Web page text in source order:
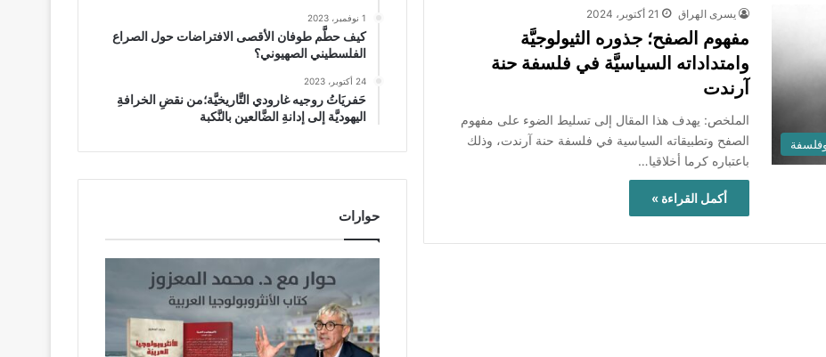
يسرى الهراق 21 أكتوبر، 2024
مفهوم الصفح؛ جذوره الثيولوجيَّة
وامتداداته السياسيَّة في فلسفة حنة
آرندت
الملخص: يهدف هذا المقال إلى تسليط الضوء على مفهوم
الصفح وتطبيقاته السياسية في فلسفة حنة آرندت، وذلك
باعتباره كرما أخلاقيا…
أكمل القراءة »
1 نوفمبر، 2023
كيف حطَّم طوفان الأقصى الافتراضات حول الصراع
الفلسطيني الصهيوني؟
24 أكتوبر، 2023
حَفريَاتُ روجيه غارودي التَّاريخيَّة؛من نقضِ الخرافةِ
اليهوديَّة إلى إدانةِ الضَّالعين بالنَّكبة
حوارات